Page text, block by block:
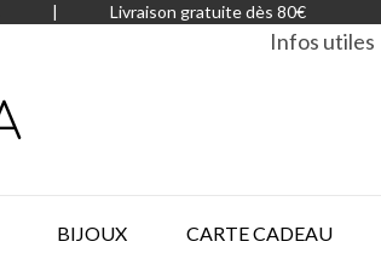
| Livraison gratuite dès 80€
Infos utiles
BIJOUX CARTE CADEAU